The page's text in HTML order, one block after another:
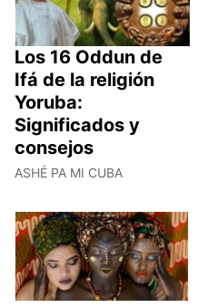
Los 16 Oddun de
Ifá de la religión
Yoruba:
Significados y
consejos
ASHÉ PA MI CUBA